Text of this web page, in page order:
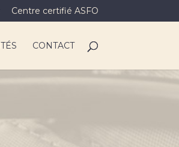
Centre certifié ASFO
CONTACT